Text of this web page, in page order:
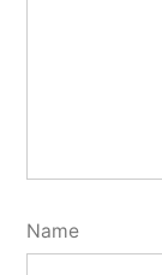
Name